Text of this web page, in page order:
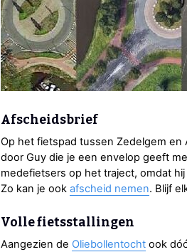
Afscheidsbrief
Op het fietspad tussen Zedelgem
door Guy die je een envelop geeft
medefietsers op het traject, omdat
Zo kan je ook afscheid nemen. Blijf
Volle fietsstallingen
Aangezien de Oliebollentocht ook